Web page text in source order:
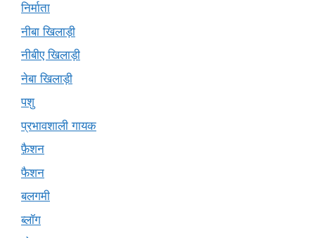
निर्माता
नीबा खिलाड़ी
नीबीए खिलाड़ी
नेबा खिलाड़ी
पशु
प्रभावशाली गायक
फ़ैशन
फैशन
बलगमी
ब्लॉग